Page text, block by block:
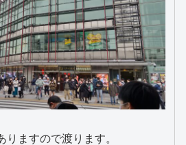
りますので渡ります。